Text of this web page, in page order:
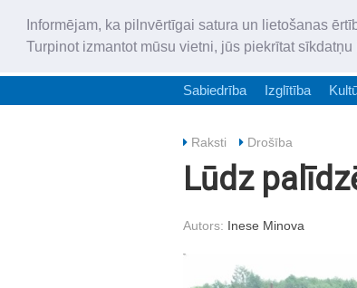
Informējam, ka pilnvērtīgai satura un lietošanas
Turpinot izmantot mūsu vietni, jūs piekrītat sīkdatņu
Sabiedrība Izglītība
Raksti Drošība
Lūdz
Autors: Inese Minova